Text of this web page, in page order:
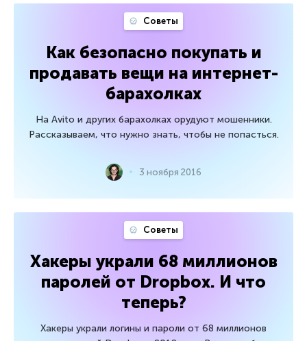
Советы
Как безопасно покупать и
продавать вещи на интернет-
барахолках
На Avito и других барахолках орудуют мошенники.
Рассказываем, что нужно знать, чтобы не попасться.
3 ноября 2016
Советы
Хакеры украли 68 миллионов
паролей от Dropbox. И что
теперь?
Хакеры украли логины и пароли от 68 миллионов